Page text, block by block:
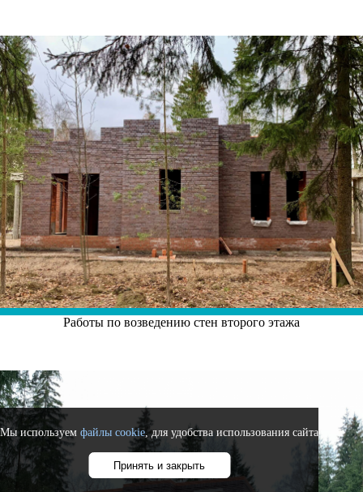
Мы используем файлы cookie, для удобства использования сайта
Принять и закрыть
Работы по возведению стен второго этажа